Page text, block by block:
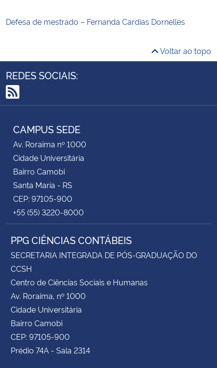
Defesa de mestrado – Fernanda Cardias Dornelles
Voltar ao topo
REDES SOCIAIS:
RSS
CAMPUS SEDE
Av. Roraima nº 1000
Cidade Universitária
Bairro Camobi
Santa Maria - RS
CEP: 97105-900
+55 (55) 3220-8000
PPG CIÊNCIAS CONTÁBEIS
SECRETARIA INTEGRADA DE PÓS-GRADUAÇÃO DO
CCSH
Centro de Ciências Sociais e Humanas
Av. Roraima, nº 1000
Cidade Universitária
Bairro Camobi
CEP: 97105-900
Prédio 74A - Sala 2314